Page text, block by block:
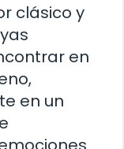
clásico y
en
en un